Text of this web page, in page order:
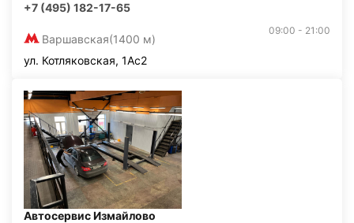
+7 (495) 182-17-65
Варшавская(1400 м)
09:00 - 21:00
ул. Котляковская, 1Ас2
Автосервис Измайлово